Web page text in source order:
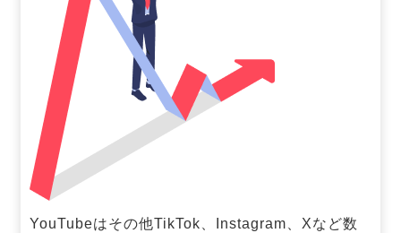
YouTubeはその他TikTok、Instagram、Xなど数